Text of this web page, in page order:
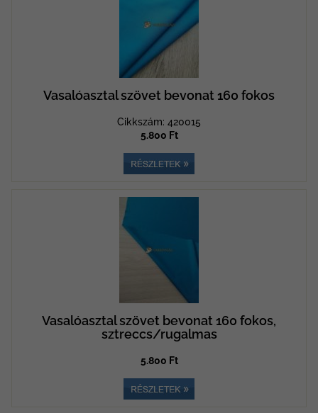
Vasalóasztal szövet bevonat 160 fokos
Cikkszám: 420015
5.800 Ft
Vasalóasztal szövet bevonat 160 fokos,
sztreccs/rugalmas
5.800 Ft